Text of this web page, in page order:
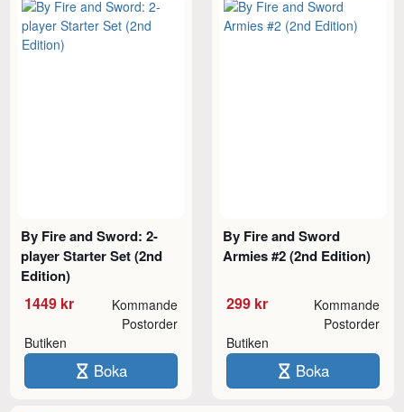
By Fire and Sword: 2-
player Starter Set (2nd
Edition)
1449 kr Kommande
Butiken
Postorder
Boka
By Fire and Sword
Armies #2 (2nd Edition)
299 kr Kommande
Butiken
Postorder
Boka